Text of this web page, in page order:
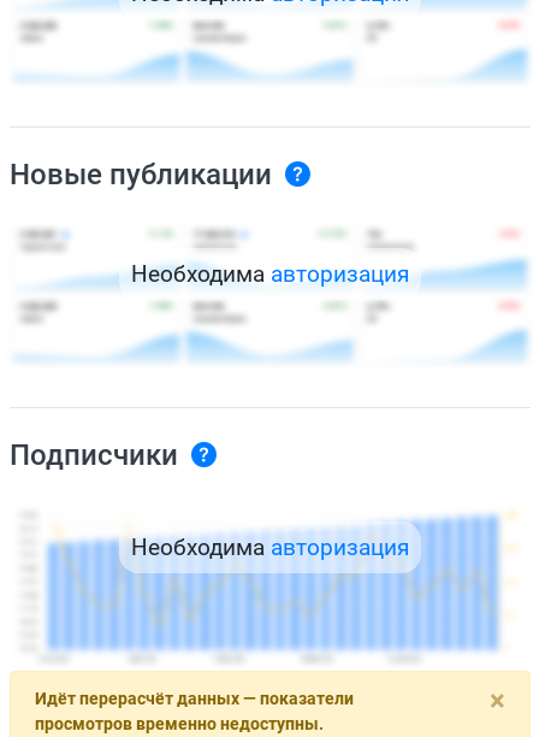
Новые публикации
Необходима авторизация
Подписчики
Необходима авторизация
×
Идёт перерасчёт данных — показатели
просмотров временно недоступны.